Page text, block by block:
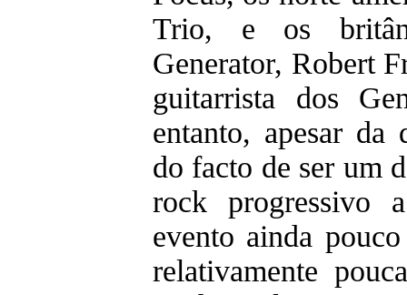
Trio, e os
Generator, Robert
guitarrista dos
entanto, apesar da
do facto de ser um
rock progressivo
evento ainda
relativamente